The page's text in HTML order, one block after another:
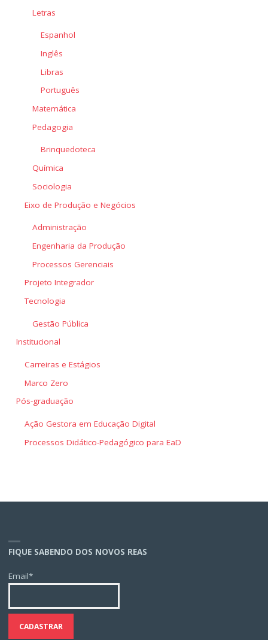
Letras
Espanhol
Inglês
Libras
Português
Matemática
Pedagogia
Brinquedoteca
Química
Sociologia
Eixo de Produção e Negócios
Administração
Engenharia da Produção
Processos Gerenciais
Projeto Integrador
Tecnologia
Gestão Pública
Institucional
Carreiras e Estágios
Marco Zero
Pós-graduação
Ação Gestora em Educação Digital
Processos Didático-Pedagógico para EaD
FIQUE SABENDO DOS NOVOS REAS
Email*